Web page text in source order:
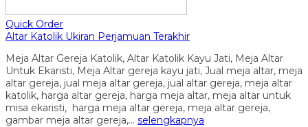
Quick Order
Altar Katolik Ukiran Perjamuan Terakhir
Meja Altar Gereja Katolik, Altar Katolik Kayu Jati, Meja Altar
Untuk Ekaristi, Meja Altar gereja kayu jati, Jual meja altar, meja
altar gereja, jual meja altar gereja, jual altar gereja, meja altar
katolik, harga altar gereja, harga meja altar, meja altar untuk
misa ekaristi, harga meja altar gereja, meja altar gereja,
gambar meja altar gereja,… selengkapnya